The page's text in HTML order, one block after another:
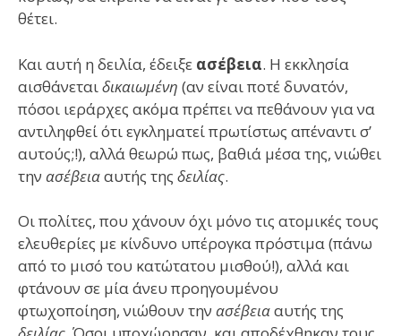
θέτει.
Και αυτή η δειλία, έδειξε ασέβεια. Η εκκλησία
αισθάνεταιδικαιωμένη (αν είναι ποτέ δυνατόν,
πόσοι ιεράρχες ακόμα πρέπει να πεθάνουν για να
αντιληφθεί ότι εγκληματεί πρωτίστως απέναντι σ’
αυτούς;!), αλλά θεωρώ πως, βαθιά μέσα της, νιώθει
την ασέβειααυτής της δειλίας.
Οι πολίτες, που χάνουν όχι μόνο τις ατομικές τους
ελευθερίες με κίνδυνο υπέρογκα πρόστιμα (πάνω
από το μισό του κατώτατου μισθού!), αλλά και
φτάνουν σε μία άνευ προηγουμένου
φτωχοποίηση, νιώθουν την ασέβειααυτής της